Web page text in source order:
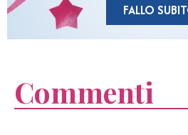
FALLO
Commenti